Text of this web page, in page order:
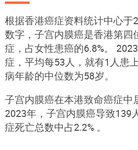
小贴士‧「家」资源
根据香港癌症资料统计中心于
数字，子宫内膜癌是香港第四
症，占女性患癌的6.8%。
症，平均每53人，就有1人患
病年龄的中位数为58岁。
子宫内膜癌在本港致命癌症中
2023年，子宫内膜癌导致139
症死亡总数中占2.2% 。